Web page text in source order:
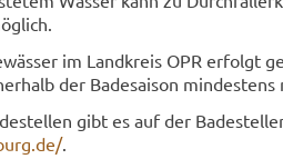
im Land­kreis OPR er­folgt
der Ba­de­sai­son min­des­tens
gibt es auf der
.